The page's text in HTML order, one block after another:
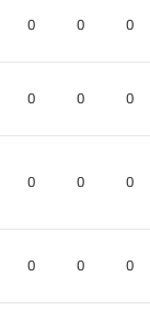
0 0 0
0 0 0
0 0 0
0 0 0